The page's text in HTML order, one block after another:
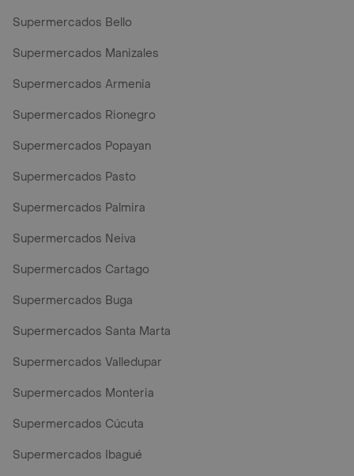
Supermercados Bello
Supermercados Manizales
Supermercados Armenia
Supermercados Rionegro
Supermercados Popayan
Supermercados Pasto
Supermercados Palmira
Supermercados Neiva
Supermercados Cartago
Supermercados Buga
Supermercados Santa Marta
Supermercados Valledupar
Supermercados Monteria
Supermercados Cúcuta
Supermercados Ibagué